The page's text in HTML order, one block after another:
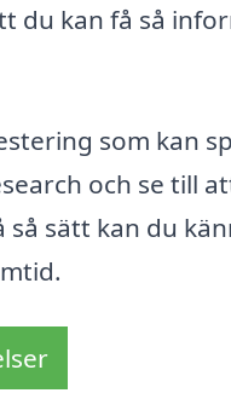
du kan få så
som kan
och se till
sätt kan du